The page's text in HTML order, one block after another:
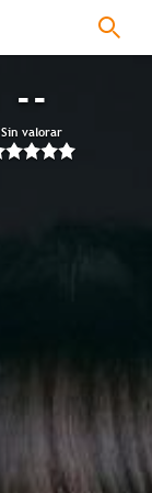
--
Sin valorar